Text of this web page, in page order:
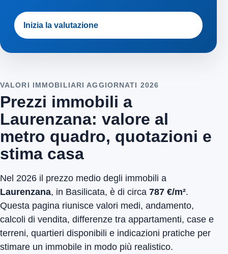
Inizia la valutazione
VALORI IMMOBILIARI AGGIORNATI 2026
Prezzi immobili a
Laurenzana: valore al
metro quadro, quotazioni e
stima casa
Nel 2026 il prezzo medio degli immobili a
Laurenzana, in Basilicata, è di circa 787 €/m².
Questa pagina riunisce valori medi, andamento,
calcoli di vendita, differenze tra appartamenti, case e
terreni, quartieri disponibili e indicazioni pratiche per
stimare un immobile in modo più realistico.